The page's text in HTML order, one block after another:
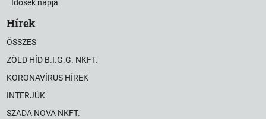
Idősek napja
Hírek
ÖSSZES
ZÖLD HÍD B.I.G.G. NKFT.
KORONAVÍRUS HÍREK
INTERJÚK
SZADA NOVA NKFT.